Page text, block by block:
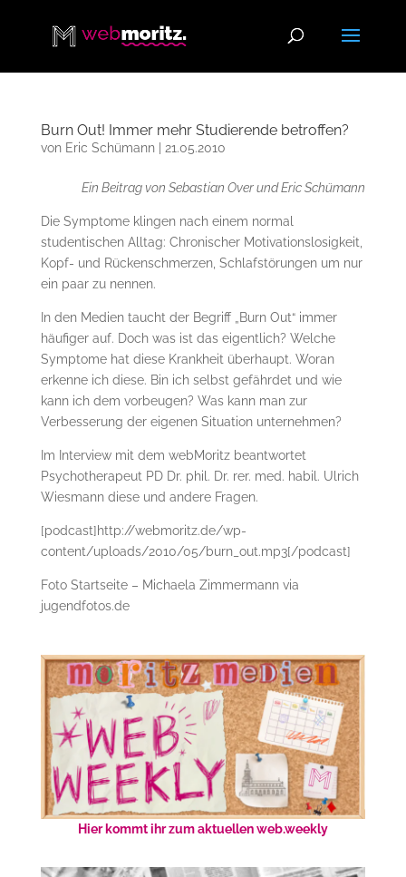
Burn Out! Immer mehr Studierende betroffen?
von Eric Schümann| 21.05.2010
Ein Beitrag von Sebastian Over und Eric Schümann
Die Symptome klingen nach einem normal
studentischen Alltag: Chronischer Motivationslosigkeit,
Kopf- und Rückenschmerzen, Schlafstörungen um nur
ein paar zu nennen.
In den Medien taucht der Begriff „Burn Out“ immer
häufiger auf. Doch was ist das eigentlich? Welche
Symptome hat diese Krankheit überhaupt. Woran
erkenne ich diese. Bin ich selbst gefährdet und wie
kann ich dem vorbeugen? Was kann man zur
Verbesserung der eigenen Situation unternehmen?
Im Interview mit dem webMoritz beantwortet
Psychotherapeut PD Dr. phil. Dr. rer. med. habil. Ulrich
Wiesmann diese und andere Fragen.
[podcast]http://webmoritz.de/wp-
content/uploads/2010/05/burn_out.mp3[/podcast]
Foto Startseite – Michaela Zimmermann via
jugendfotos.de
Hier kommt ihr zum aktuellen web.weekly